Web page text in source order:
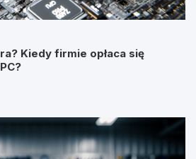
Kiedy firmie opłaca się